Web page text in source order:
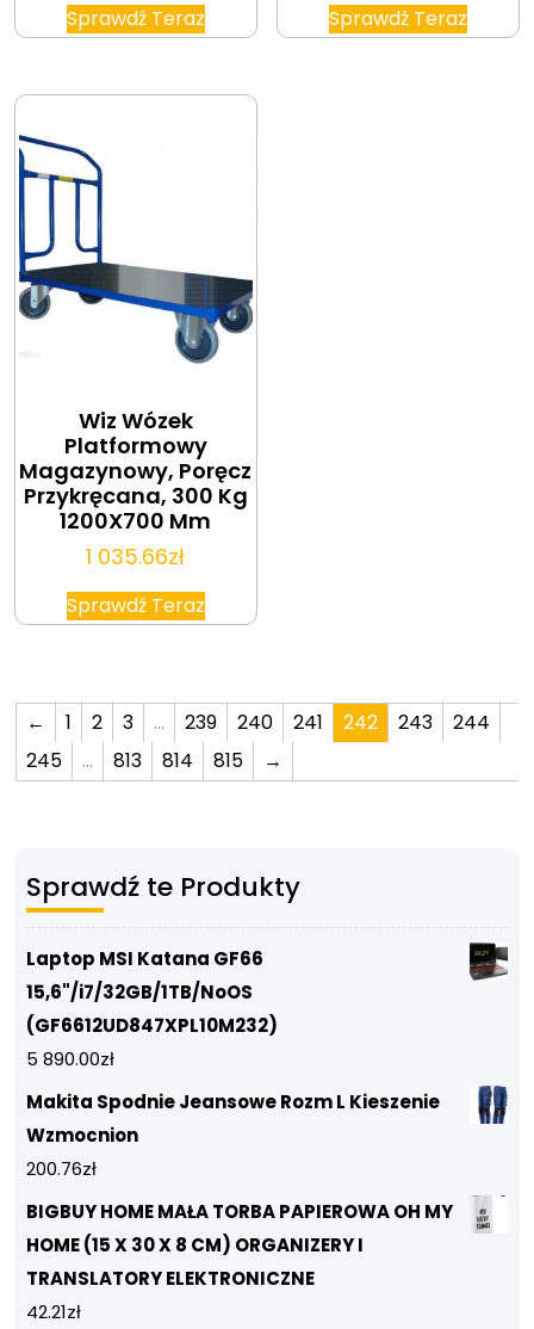
Sprawdź Teraz Sprawdź Teraz
Wiz Wózek
Platformowy
Magazynowy, Poręcz
Przykręcana, 300 Kg
1200X700 Mm
1 035.66zł
Sprawdź Teraz
← 1 2 3 … 239 240 241 242 243
244
245
… 813 814 815 →
Sprawdź te Produkty
Laptop MSI Katana GF66
15,6"/i7/32GB/1TB/NoOS
(GF6612UD847XPL10M232)
5 890.00zł
Makita Spodnie Jeansowe Rozm L Kieszenie
Wzmocnion
200.76zł
BIGBUY HOME MAŁA TORBA PAPIEROWA OH MY
HOME (15 X 30 X 8 CM) ORGANIZERY I
TRANSLATORY ELEKTRONICZNE
42.21zł